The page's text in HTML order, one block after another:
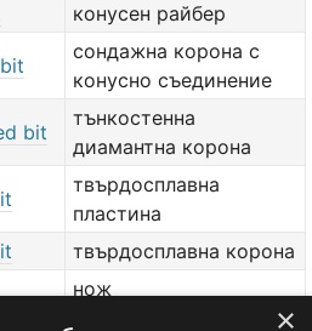
конусен райбер
сондажна корона с
конусно съединение
bit
тънкостенна
диамантна корона
твърдосплавна
пластина
твърдосплавна корона
нож
bit ×